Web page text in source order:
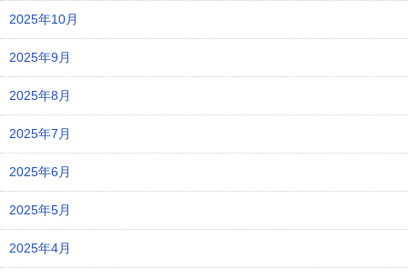
2025年10月
2025年9月
2025年8月
2025年7月
2025年6月
2025年5月
2025年4月